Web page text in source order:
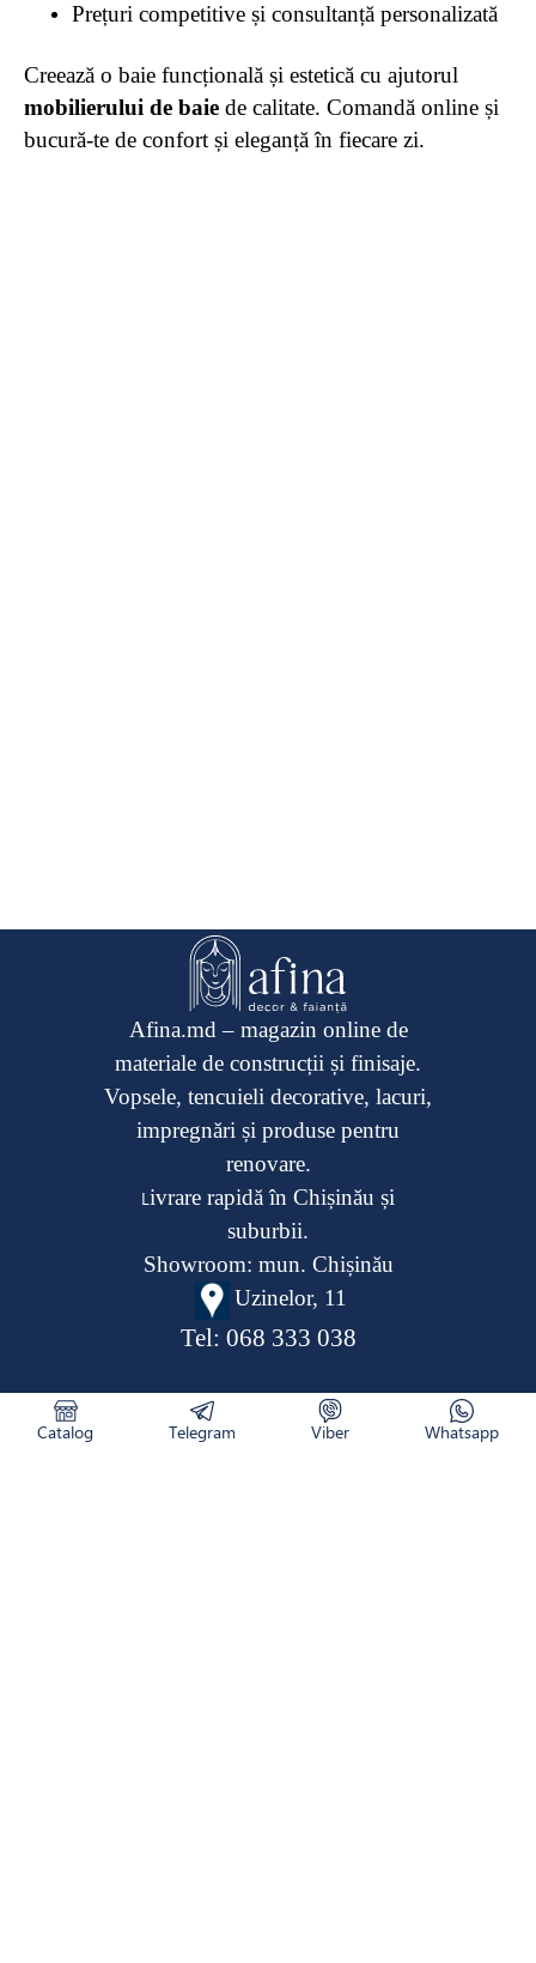
Prețuri competitive și consultanță personalizată
Creează o baie funcțională și estetică cu ajutorul
mobilierului de baie de calitate. Comandă online și
bucură-te de confort și eleganță în fiecare zi.
Afina.md – magazin online de
materiale de construcții și finisaje.
Vopsele, tencuieli decorative, lacuri,
impregnări și produse pentru
renovare.
Livrare rapidă în Chișinău și
suburbii.
Showroom: mun. Chișinău
Uzinelor, 11
Tel: 068 333 038
Catalog Telegram Viber Whatsapp